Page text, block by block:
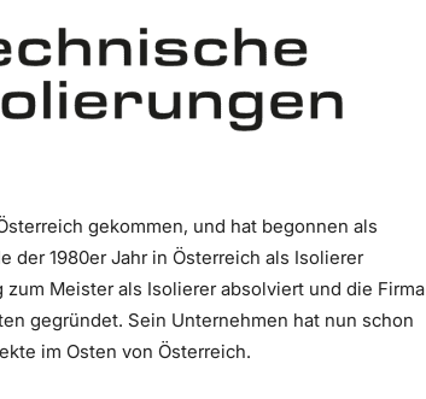
gekommen, und hat begonnen als
der 1980er Jahr in Österreich als Isolierer
Meister als Isolierer absolviert und die Firma
gegründet. Sein Unternehmen hat nun schon
im Osten von Österreich.